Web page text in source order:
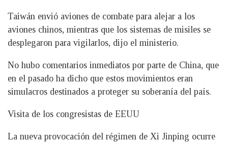
Taiwán envió aviones de combate para alejar a los
aviones chinos, mientras que los sistemas de misiles se
desplegaron para vigilarlos, dijo el ministerio.
No hubo comentarios inmediatos por parte de China, que
en el pasado ha dicho que estos movimientos eran
simulacros destinados a proteger su soberanía del país.
Visita de los congresistas de EEUU
La nueva provocación del régimen de Xi Jinping ocurre